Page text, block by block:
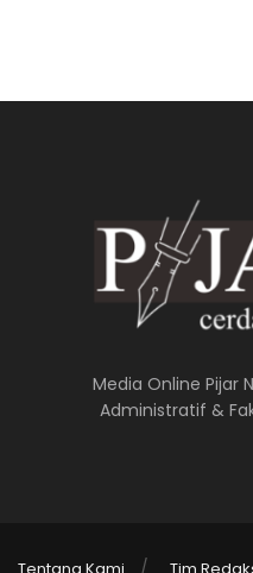
Media Online Pijar
Administratif &
Tentang Kami Tim